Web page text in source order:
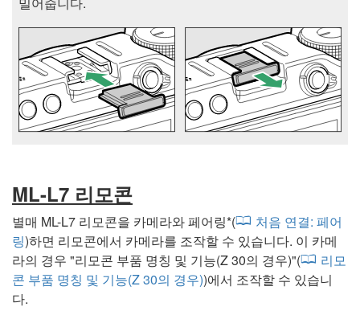
ML-L7 리모콘
별매 ML-L7 리모콘을 카메라와 페어링*(
처음 연결: 페어
링)하면 리모콘에서 카메라를 조작할 수 있습니다. 이 카메
라의 경우 "리모콘 부품 명칭 및 기능(Z 30의 경우)"(
리모
콘 부품 명칭 및 기능(Z 30의 경우))에서 조작할 수 있습니
다.